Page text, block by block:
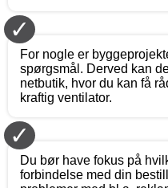
✓
For nogle er
spørgsmål. Derved kan
netbutik, hvor du kan få
kraftig ventilator.
✓
Du bør have fokus på
forbindelse med din